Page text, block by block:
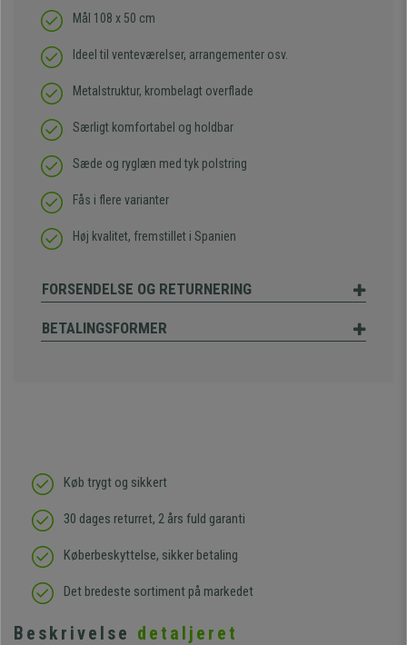
Mål 108 x 50 cm
Ideel til venteværelser, arrangementer osv.
Metalstruktur, krombelagt overflade
Særligt komfortabel og holdbar
Sæde og ryglæn med tyk polstring
Fås i flere varianter
Høj kvalitet, fremstillet i Spanien
FORSENDELSE OG RETURNERING
BETALINGSFORMER
Køb trygt og sikkert
30 dages returret, 2 års fuld garanti
Køberbeskyttelse, sikker betaling
Det bredeste sortiment på markedet
Beskrivelse detaljeret